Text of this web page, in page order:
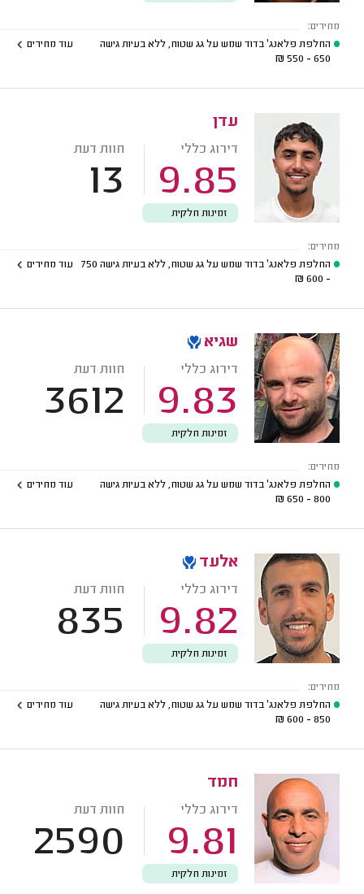
מחירים:
החלפת פלאנג' בדוד שמש על גג שטוח, ללא בעיות גישה
650 - 550
₪
עוד מחירים
עדן
דירוג כללי
9.85
חוות דעת
13
זמינות חלקית
מחירים:
החלפת פלאנג' בדוד שמש על גג שטוח, ללא בעיות גישה 750
- 600
₪
עוד מחירים
שגיא
דירוג כללי
9.83
חוות דעת
3612
זמינות חלקית
מחירים:
החלפת פלאנג' בדוד שמש על גג שטוח, ללא בעיות גישה
800 - 650
₪
עוד מחירים
אלעד
דירוג כללי
9.82
חוות דעת
835
זמינות חלקית
מחירים:
החלפת פלאנג' בדוד שמש על גג שטוח, ללא בעיות גישה
850 - 600
₪
עוד מחירים
חמד
דירוג כללי
9.81
חוות דעת
2590
זמינות חלקית